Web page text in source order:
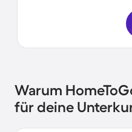
Warum
für deine